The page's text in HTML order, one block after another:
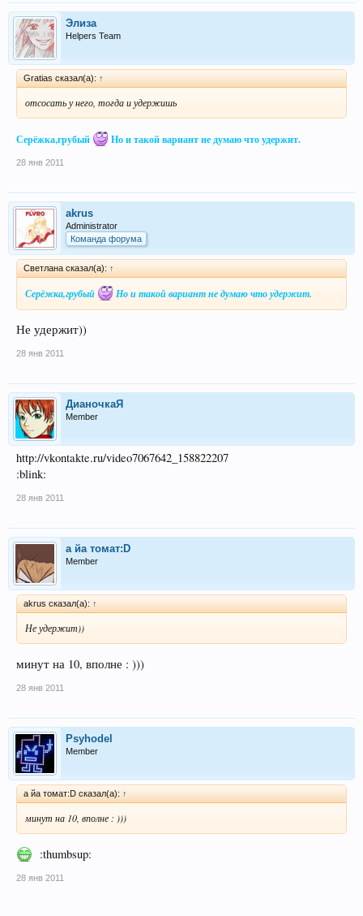
Элиза
Helpers Team
Gratias сказал(а): ↑
отсосать у него, тогда и удержишь
Серёжка,грубый Но и такой вариант не думаю что удержит.
28 янв 2011
akrus
Administrator
Команда форума
Светлана сказал(а): ↑
Серёжка,грубый Но и такой вариант не думаю что удержит.
Не удержит))
28 янв 2011
ДианочкаЯ
Member
http://vkontakte.ru/video7067642_158822207
:blink:
28 янв 2011
а йа томат:D
Member
akrus сказал(а): ↑
Не удержит))
минут на 10, вполне : )))
28 янв 2011
Psyhodel
Member
а йа томат:D сказал(а): ↑
минут на 10, вполне : )))
:thumbsup:
28 янв 2011